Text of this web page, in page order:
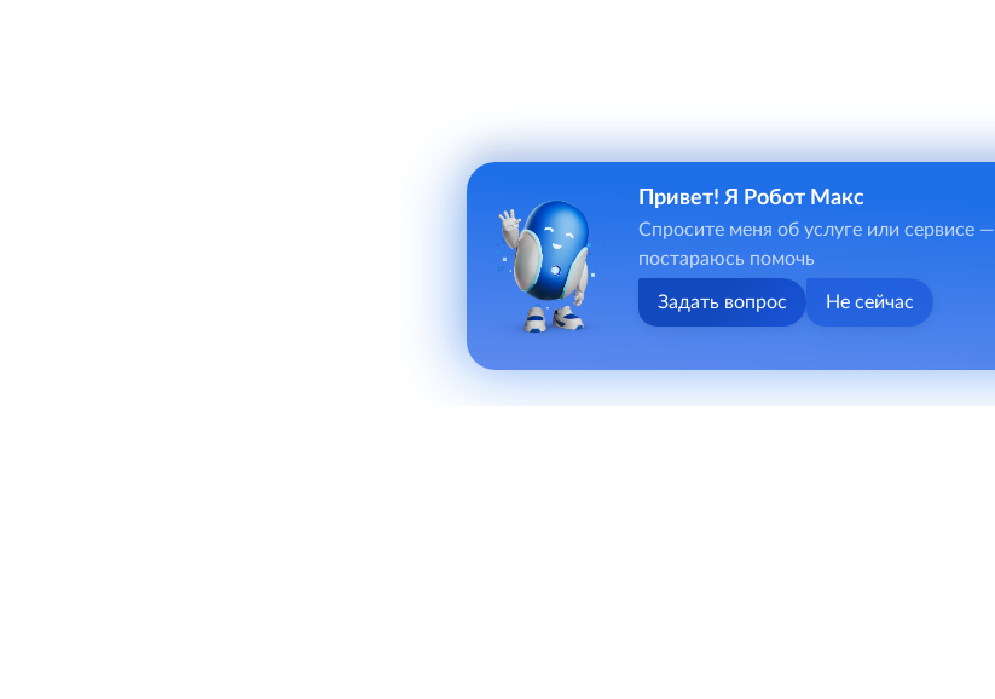
Привет! Я Робот Макс
Спросите меня об услуге или сервисе —
постараюсь помочь
Задать вопрос Не сейчас